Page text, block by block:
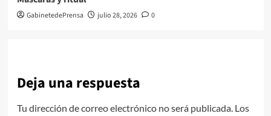
GabinetedePrensa julio 28, 2026 0
Deja una respuesta
Tu dirección de correo electrónico no será publicada. Los